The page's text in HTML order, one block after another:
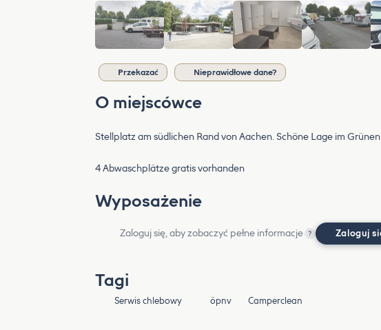
Przekazać Nieprawidłowe dane?
O miejscówce
Stellplatz am südlichen Rand von Aachen. Schöne Lage im
4 Abwaschplätze gratis vorhanden
Wyposażenie
Zaloguj się, aby zobaczyć pełne informacje ? Zaloguj
Tagi
Serwis chlebowy öpnv Camperclean